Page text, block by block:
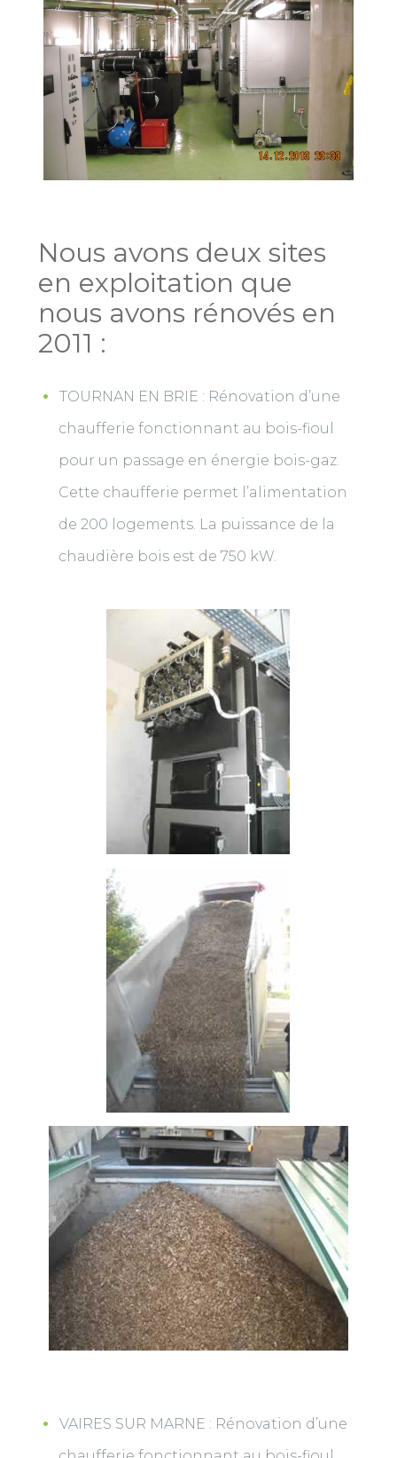
Nous avons deux sites
en exploitation que
nous avons rénovés en
2011 :
TOURNAN EN BRIE : Rénovation d’une
chaufferie fonctionnant au bois-fioul
pour un passage en énergie bois-gaz.
Cette chaufferie permet l’alimentation
de 200 logements. La puissance de la
chaudière bois est de 750 kW.
VAIRES SUR MARNE : Rénovation d’une